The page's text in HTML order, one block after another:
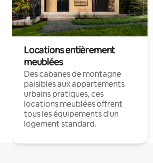
Locations entièrement
meublées
Des cabanes de montagne
paisibles aux appartements
urbains pratiques, ces
locations meublées offrent
tous les équipements d'un
logement standard.